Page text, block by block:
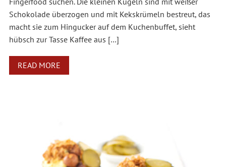
Schokolade überzogen und mit Kekskrümeln bestreut, das
macht sie zum Hingucker auf dem Kuchenbuffet, sieht
hübsch zur Tasse Kaffee aus […]
READ MORE